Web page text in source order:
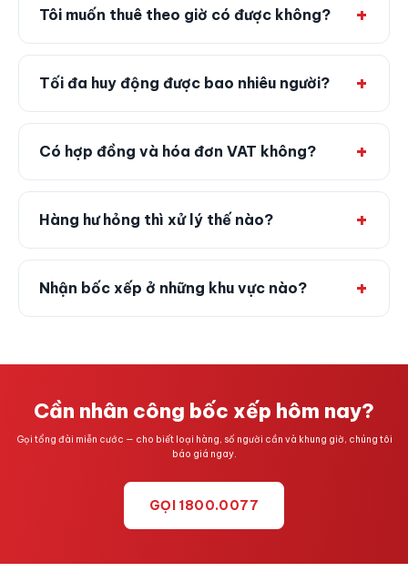
Tôi muốn thuê theo giờ có được không?
Tối đa huy động được bao nhiêu người?
Có hợp đồng và hóa đơn VAT không?
Hàng hư hỏng thì xử lý thế nào?
Nhận bốc xếp ở những khu vực nào?
Cần nhân công bốc xếp hôm nay?
Gọi tổng đài miễn cước — cho biết loại hàng, số người cần và khung giờ, chúng tôi
báo giá ngay.
GỌI 1800.0077